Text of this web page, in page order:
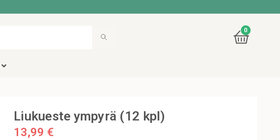
0
Liukueste ympyrä (12 kpl)
13,99 €